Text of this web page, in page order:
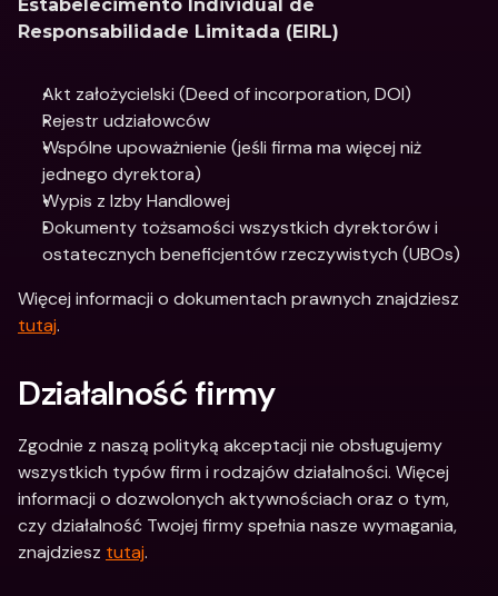
Estabelecimento Individual de
Responsabilidade Limitada (EIRL)
Akt założycielski (Deed of incorporation, DOI)
Rejestr udziałowców
Wspólne upoważnienie (jeśli firma ma więcej niż
jednego dyrektora)
Wypis z Izby Handlowej
Dokumenty tożsamości wszystkich dyrektorów i
ostatecznych beneficjentów rzeczywistych (UBOs)
tutaj.
Działalność firmy
Zgodnie z naszą polityką akceptacji nie obsługujemy
wszystkich typów firm i rodzajów działalności. Więcej
informacji o dozwolonych aktywnościach oraz o tym,
czy działalność Twojej firmy spełnia nasze wymagania,
znajdziesz tutaj.